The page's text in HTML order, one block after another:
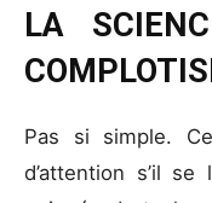
LA
Pas si simple.
d’attention s’il se